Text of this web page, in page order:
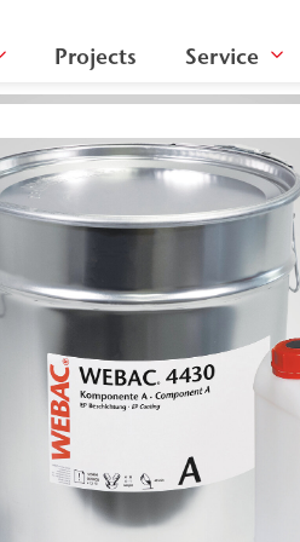
Projects Service